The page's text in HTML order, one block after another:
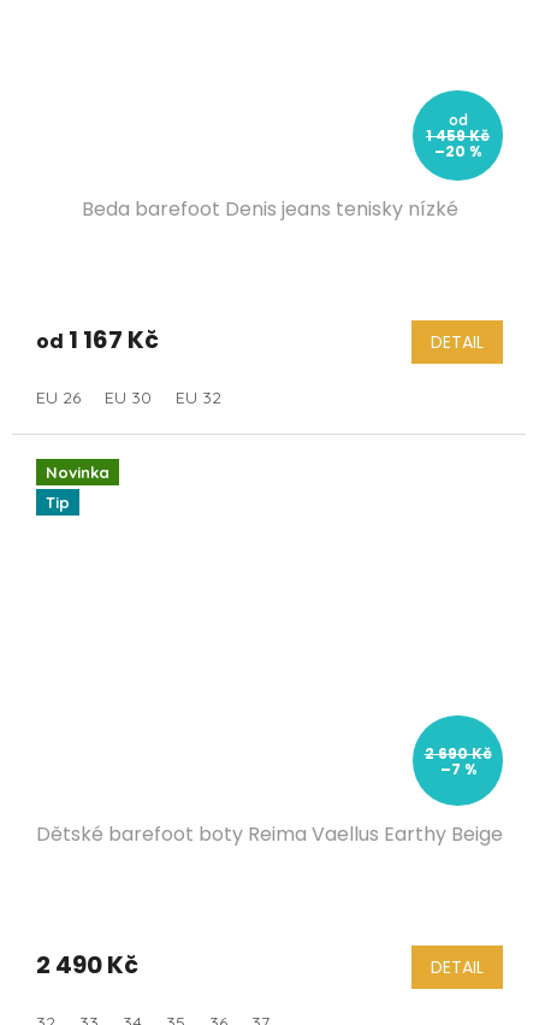
od
1 459 Kč
–20 %
Beda barefoot Denis jeans tenisky nízké
od 1 167 Kč DETAIL
EU 26 EU 30 EU 32
Novinka
Tip
2 690 Kč
–7 %
Dětské barefoot boty Reima Vaellus Earthy Beige
2 490 Kč DETAIL